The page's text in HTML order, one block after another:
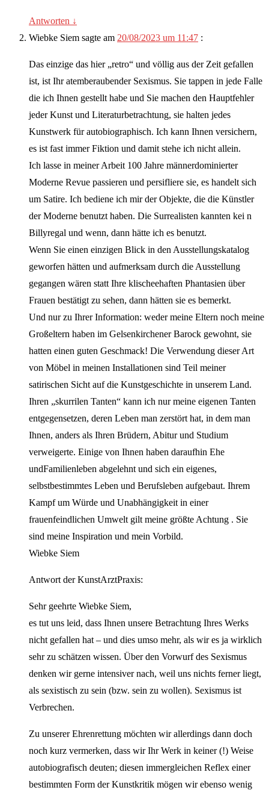
Antworten ↓
Wiebke Siem sagte am 20/08/2023 um 11:47 :
Das einzige das hier „retro“ und völlig aus der Zeit gefallen
ist, ist Ihr atemberaubender Sexismus. Sie tappen in jede Falle
die ich Ihnen gestellt habe und Sie machen den Hauptfehler
jeder Kunst und Literaturbetrachtung, sie halten jedes
Kunstwerk für autobiographisch. Ich kann Ihnen versichern,
es ist fast immer Fiktion und damit stehe ich nicht allein.
Ich lasse in meiner Arbeit 100 Jahre männerdominierter
Moderne Revue passieren und persifliere sie, es handelt sich
um Satire. Ich bediene ich mir der Objekte, die die Künstler
der Moderne benutzt haben. Die Surrealisten kannten kei n
Billyregal und wenn, dann hätte ich es benutzt.
Wenn Sie einen einzigen Blick in den Ausstellungskatalog
geworfen hätten und aufmerksam durch die Ausstellung
gegangen wären statt Ihre klischeehaften Phantasien über
Frauen bestätigt zu sehen, dann hätten sie es bemerkt.
Und nur zu Ihrer Information: weder meine Eltern noch meine
Großeltern haben im Gelsenkirchener Barock gewohnt, sie
hatten einen guten Geschmack! Die Verwendung dieser Art
von Möbel in meinen Installationen sind Teil meiner
satirischen Sicht auf die Kunstgeschichte in unserem Land.
Ihren „skurrilen Tanten“ kann ich nur meine eigenen Tanten
entgegensetzen, deren Leben man zerstört hat, in dem man
Ihnen, anders als Ihren Brüdern, Abitur und Studium
verweigerte. Einige von Ihnen haben daraufhin Ehe
undFamilienleben abgelehnt und sich ein eigenes,
selbstbestimmtes Leben und Berufsleben aufgebaut. Ihrem
Kampf um Würde und Unabhängigkeit in einer
frauenfeindlichen Umwelt gilt meine größte Achtung . Sie
sind meine Inspiration und mein Vorbild.
Wiebke Siem
Antwort der KunstArztPraxis:
Sehr geehrte Wiebke Siem,
es tut uns leid, dass Ihnen unsere Betrachtung Ihres Werks
nicht gefallen hat – und dies umso mehr, als wir es ja wirklich
sehr zu schätzen wissen. Über den Vorwurf des Sexismus
denken wir gerne intensiver nach, weil uns nichts ferner liegt,
als sexistisch zu sein (bzw. sein zu wollen). Sexismus ist
Verbrechen.
Zu unserer Ehrenrettung möchten wir allerdings dann doch
noch kurz vermerken, dass wir Ihr Werk in keiner (!) Weise
autobiografisch deuten; diesen immergleichen Reflex einer
bestimmten Form der Kunstkritik mögen wir ebenso wenig